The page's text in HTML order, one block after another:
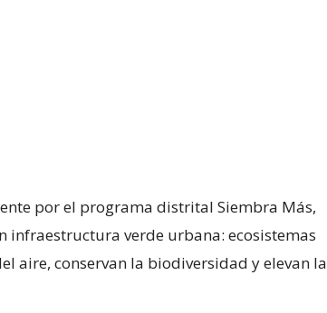
por el programa distrital Siembra Más,
infraestructura verde urbana: ecosistemas
aire, conservan la biodiversidad y elevan la